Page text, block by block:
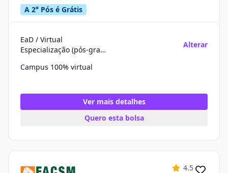
A 2° Pós é Grátis
EaD / Virtual
Especialização (pós-graduação)
Alterar
Campus 100% virtual
Ver mais detalhes
Quero esta bolsa
4.5